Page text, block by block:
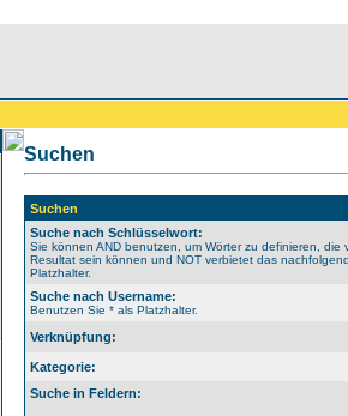
Suchen
Suchen
Suche nach Schlüsselwort:
Sie können AND benutzen, um Wörter zu definieren, die
Resultat sein können und NOT verbietet das
Platzhalter.
Suche nach Username:
Benutzen Sie * als Platzhalter.
Verknüpfung:
Kategorie:
Suche in Feldern: